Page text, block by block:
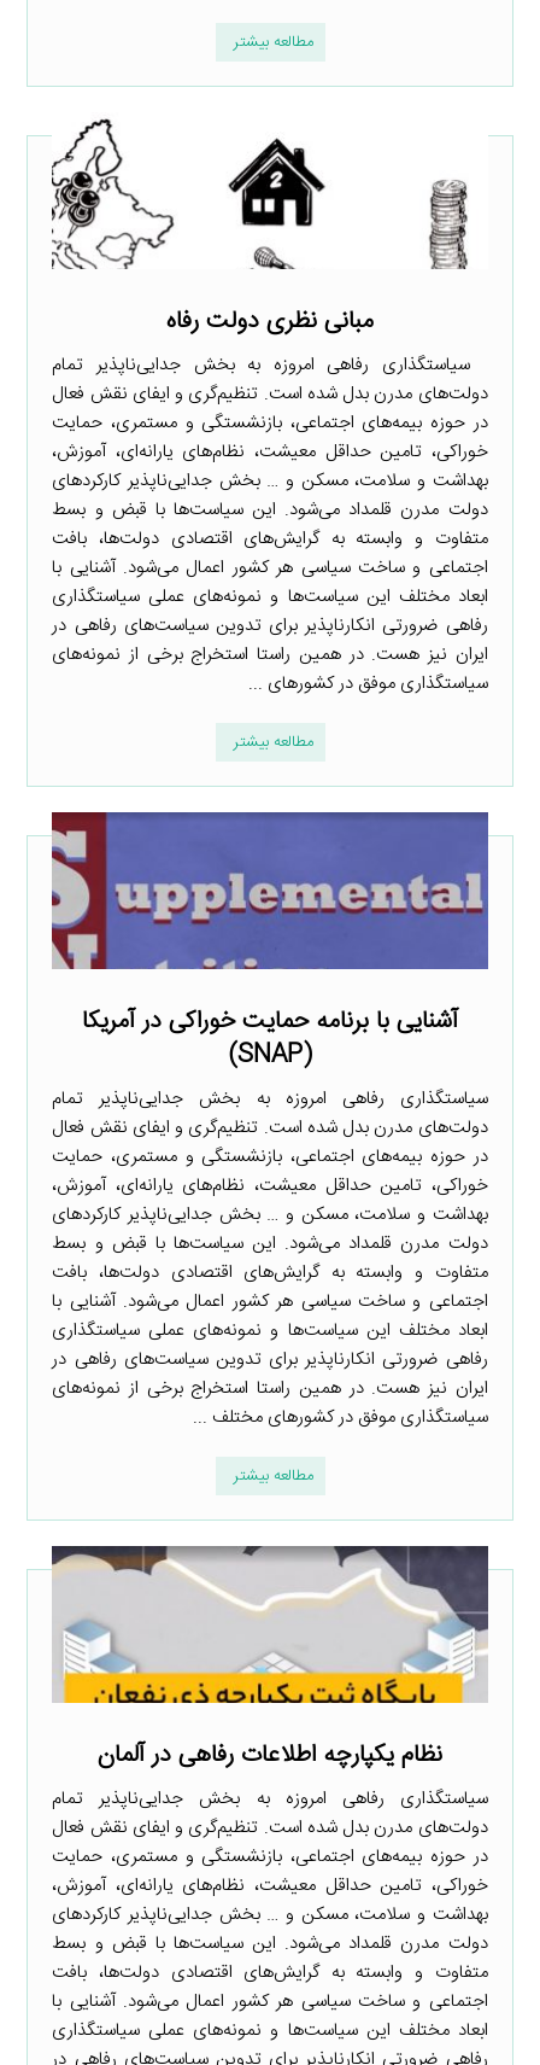
مطالعه بیشتر
مبانی نظری دولت رفاه
سیاستگذاری رفاهی امروزه به بخش جدایی‌ناپذیر تمام
دولت‌های مدرن بدل شده است. تنظیم‌گری و ایفای نقش فعال
در حوزه بیمه‌های اجتماعی، بازنشستگی و مستمری، حمایت
خوراکی، تامین حداقل معیشت، نظام‌های یارانه‌ای، آموزش،
بهداشت و سلامت، مسکن و … بخش جدایی‌ناپذیر کارکردهای
دولت مدرن قلمداد می‌شود. این سیاست‌ها با قبض و بسط
متفاوت و وابسته به گرایش‌های اقتصادی دولت‌ها، بافت
اجتماعی و ساخت سیاسی هر کشور اعمال می‌شود. آشنایی با
ابعاد مختلف این سیاست‌ها و نمونه‌های عملی سیاستگذاری
رفاهی ضرورتی انکارناپذیر برای تدوین سیاست‌های رفاهی در
ایران نیز هست. در همین راستا استخراج برخی از نمونه‌های
سیاستگذاری موفق در کشورهای ...
مطالعه بیشتر
آشنایی با برنامه حمایت خوراکی در آمریکا
(SNAP)
سیاستگذاری رفاهی امروزه به بخش جدایی‌ناپذیر تمام
دولت‌های مدرن بدل شده است. تنظیم‌گری و ایفای نقش فعال
در حوزه بیمه‌های اجتماعی، بازنشستگی و مستمری، حمایت
خوراکی، تامین حداقل معیشت، نظام‌های یارانه‌ای، آموزش،
بهداشت و سلامت، مسکن و … بخش جدایی‌ناپذیر کارکردهای
دولت مدرن قلمداد می‌شود. این سیاست‌ها با قبض و بسط
متفاوت و وابسته به گرایش‌های اقتصادی دولت‌ها، بافت
اجتماعی و ساخت سیاسی هر کشور اعمال می‌شود. آشنایی با
ابعاد مختلف این سیاست‌ها و نمونه‌های عملی سیاستگذاری
رفاهی ضرورتی انکارناپذیر برای تدوین سیاست‌های رفاهی در
ایران نیز هست. در همین راستا استخراج برخی از نمونه‌های
سیاستگذاری موفق در کشورهای مختلف ...
مطالعه بیشتر
نظام یکپارچه اطلاعات رفاهی در آلمان
سیاستگذاری رفاهی امروزه به بخش جدایی‌ناپذیر تمام
دولت‌های مدرن بدل شده است. تنظیم‌گری و ایفای نقش فعال
در حوزه بیمه‌های اجتماعی، بازنشستگی و مستمری، حمایت
خوراکی، تامین حداقل معیشت، نظام‌های یارانه‌ای، آموزش،
بهداشت و سلامت، مسکن و … بخش جدایی‌ناپذیر کارکردهای
دولت مدرن قلمداد می‌شود. این سیاست‌ها با قبض و بسط
متفاوت و وابسته به گرایش‌های اقتصادی دولت‌ها، بافت
اجتماعی و ساخت سیاسی هر کشور اعمال می‌شود. آشنایی با
ابعاد مختلف این سیاست‌ها و نمونه‌های عملی سیاستگذاری